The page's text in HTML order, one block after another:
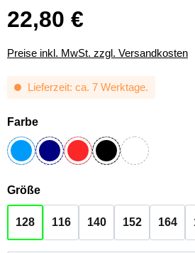
22,80 €
Preise inkl. MwSt. zzgl. Versandkosten
Lieferzeit: ca. 7 Werktage.
Farbeauswählen
Blau Navy Rot SchwarzWeiss
Größeauswählen
128 116 140 152 164